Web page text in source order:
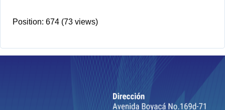
Position: 674 (73 views)